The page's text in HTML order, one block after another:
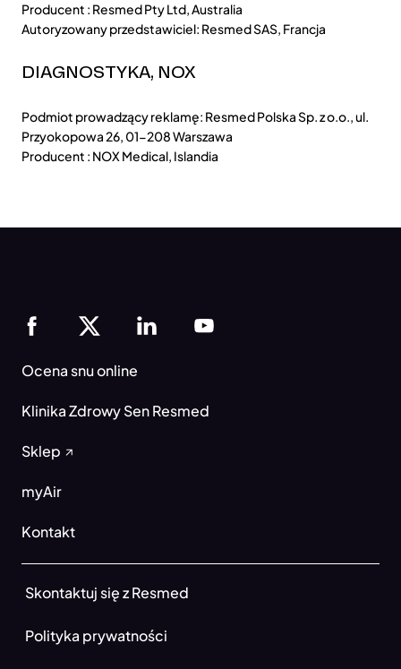
Producent : Resmed Pty Ltd, Australia
Autoryzowany przedstawiciel: Resmed SAS, Francja
DIAGNOSTYKA, NOX
Podmiot prowadzący reklamę: Resmed Polska Sp. z o.o., ul.
Przyokopowa 26, 01-208 Warszawa
Producent : NOX Medical, Islandia
Ocena snu online
Klinika Zdrowy Sen Resmed
Sklep
myAir
Kontakt
Skontaktuj się z Resmed
Polityka prywatności